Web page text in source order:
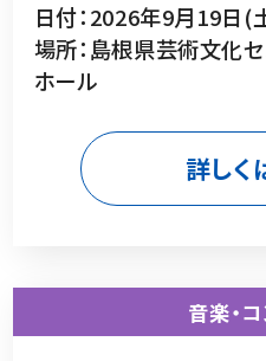
日付：2026年9月19日(
場所：島根県芸術文化
ホール
詳しく
音楽・